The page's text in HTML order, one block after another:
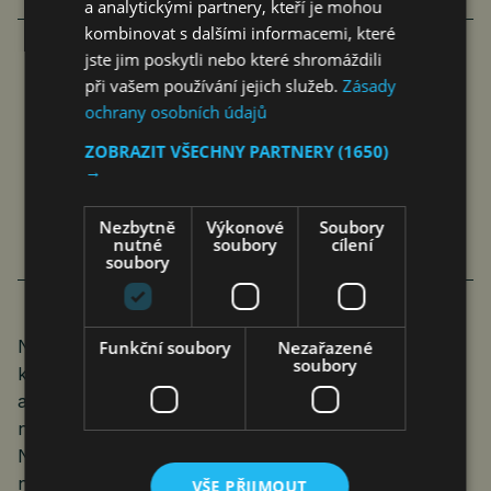
HAMÁS NETANJAHUOVI VLASTNĚ
VYHOVOVAL, CHTĚL HO
I PODPOROVAT, TVRDÍ NĚKTEŘÍ
Ekonomika 16. 10. 2023 4 min.
Navíc vše v situaci, kdy nikdo neví, jak se postaví
k situaci budoucí vedení USA, hlavního spojence
a podporovatele Izraele, který ale začal chvílemi od
něj dávat ruce pryč. Tedy přesněji od premiéra
Netanjahua. Jak se k ní postaví Evropa už myslím
nikoho za jejími hranicemi moc nezajímá. A v situaci,
a analytickými partnery, kteří je mohou
kombinovat s dalšími informacemi, které
jste jim poskytli nebo které shromáždili
při vašem používání jejich služeb.Zásady
ochrany osobních údajů
ZOBRAZIT VŠECHNY PARTNERY(1650)
→
Nezbytně
nutné
soubory
Výkonové
soubory
Soubory
cílení
Funkční soubory
Nezařazené
soubory
VŠE PŘIJMOUT